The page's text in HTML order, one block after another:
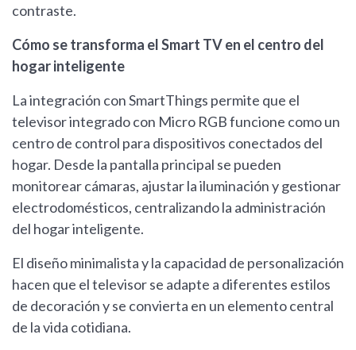
contraste.
Cómo se transforma el Smart TV en el centro del
hogar inteligente
La integración con SmartThings permite que el
televisor integrado con Micro RGB funcione como un
centro de control para dispositivos conectados del
hogar. Desde la pantalla principal se pueden
monitorear cámaras, ajustar la iluminación y gestionar
electrodomésticos, centralizando la administración
del hogar inteligente.
El diseño minimalista y la capacidad de personalización
hacen que el televisor se adapte a diferentes estilos
de decoración y se convierta en un elemento central
de la vida cotidiana.